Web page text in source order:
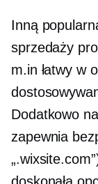
Inną
sprzedaży
m.in łatwy w
Dodatkowo
zapewnia